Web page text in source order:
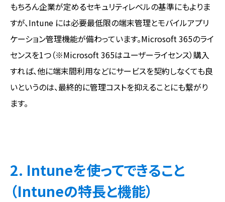
もちろん企業が定めるセキュリティレベルの基準にもよりま
すが、Intune には必要最低限の端末管理とモバイルアプリ
ケーション管理機能が備わっています。Microsoft 365のライ
センスを1つ（※Microsoft 365はユーザーライセンス）購入
すれば、他に端末間利用などにサービスを契約しなくても良
いというのは、最終的に管理コストを抑えることにも繋がり
ます。
2. Intuneを使ってできること
（Intuneの特長と機能）